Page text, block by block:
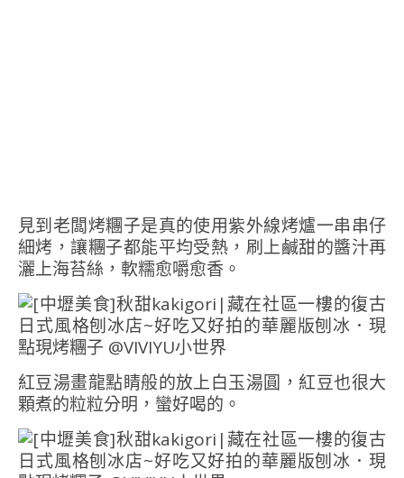
見到老闆烤糰子是真的使用紫外線烤爐一串串仔
細烤，讓糰子都能平均受熱，刷上鹹甜的醬汁再
灑上海苔絲，軟糯愈嚼愈香。
紅豆湯畫龍點睛般的放上白玉湯圓，紅豆也很大
顆煮的粒粒分明，蠻好喝的。